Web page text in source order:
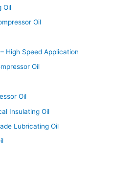
Oil
Oil
High Speed Application
Oil
Oil
Insulating Oil
Lubricating Oil